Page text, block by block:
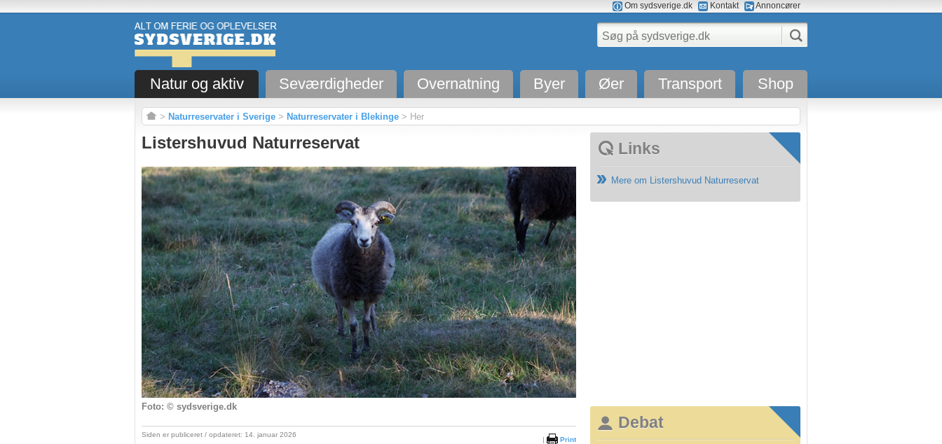
Om sydsverige.dk Kontakt Annoncører
Natur og aktiv Seværdigheder Overnatning Byer Øer Transport Shop
> Naturreservater i Sverige > Naturreservater i Blekinge > Her
Links
Mere om Listershuvud Naturreservat
Debat
Listershuvud Naturreservat
Foto: © sydsverige.dk
| Print
Siden er publiceret / opdateret: 14. januar 2026